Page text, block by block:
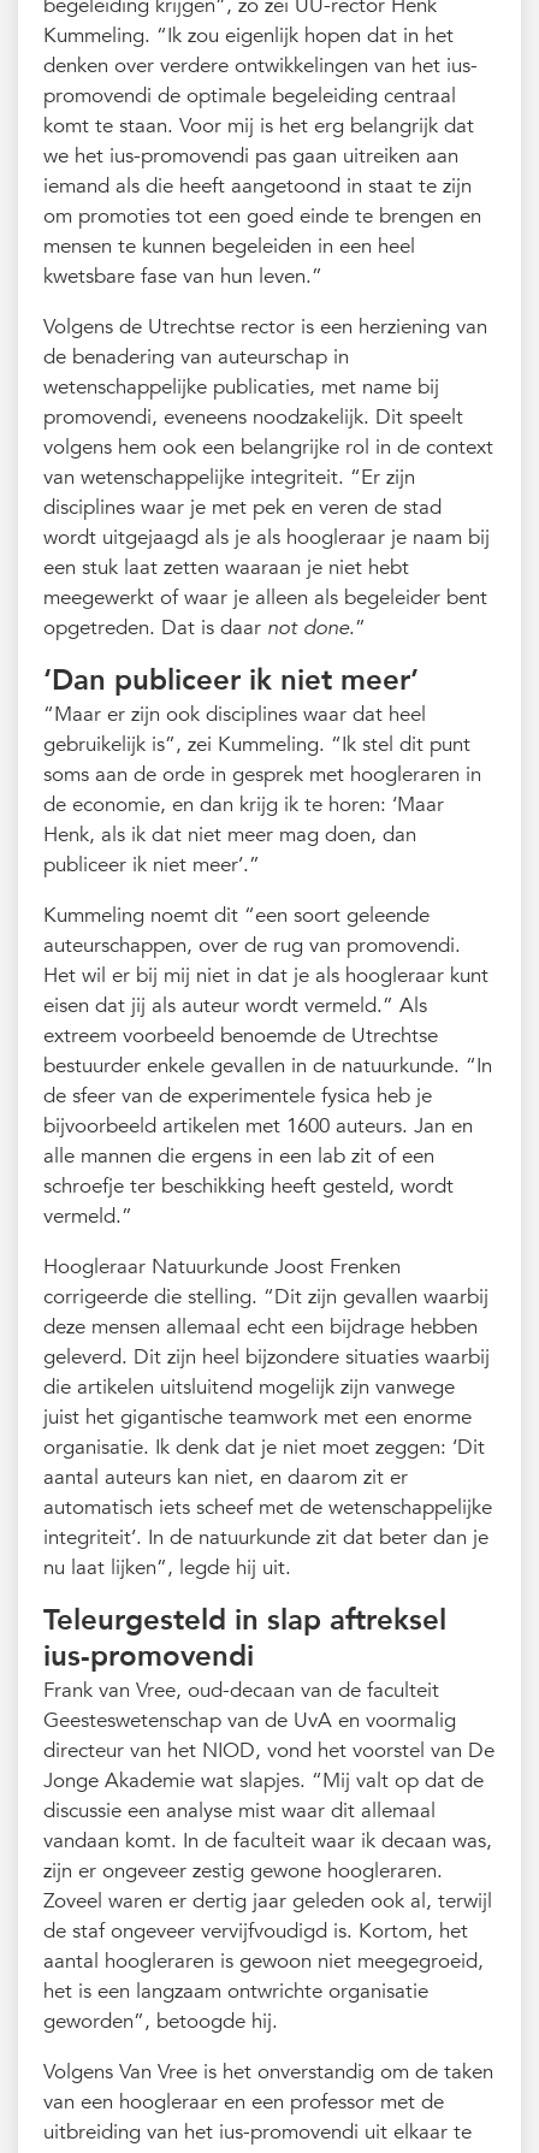
begeleiding krijgen”, zo zei UU-rector Henk
Kummeling. “Ik zou eigenlijk hopen dat in het
denken over verdere ontwikkelingen van het ius-
promovendi de optimale begeleiding centraal
komt te staan. Voor mij is het erg belangrijk dat
we het ius-promovendi pas gaan uitreiken aan
iemand als die heeft aangetoond in staat te zijn
om promoties tot een goed einde te brengen en
mensen te kunnen begeleiden in een heel
kwetsbare fase van hun leven.”
Volgens de Utrechtse rector is een herziening van
de benadering van auteurschap in
wetenschappelijke publicaties, met name bij
promovendi, eveneens noodzakelijk. Dit speelt
volgens hem ook een belangrijke rol in de context
van wetenschappelijke integriteit. “Er zijn
disciplines waar je met pek en veren de stad
wordt uitgejaagd als je als hoogleraar je naam bij
een stuk laat zetten waaraan je niet hebt
meegewerkt of waar je alleen als begeleider bent
opgetreden. Dat is daar not done.”
‘Dan publiceer ik niet meer’
“Maar er zijn ook disciplines waar dat heel
gebruikelijk is”, zei Kummeling. “Ik stel dit punt
soms aan de orde in gesprek met hoogleraren in
de economie, en dan krijg ik te horen: ‘Maar
Henk, als ik dat niet meer mag doen, dan
publiceer ik niet meer’.”
Kummeling noemt dit “een soort geleende
auteurschappen, over de rug van promovendi.
Het wil er bij mij niet in dat je als hoogleraar kunt
eisen dat jij als auteur wordt vermeld.” Als
extreem voorbeeld benoemde de Utrechtse
bestuurder enkele gevallen in de natuurkunde. “In
de sfeer van de experimentele fysica heb je
bijvoorbeeld artikelen met 1600 auteurs. Jan en
alle mannen die ergens in een lab zit of een
schroefje ter beschikking heeft gesteld, wordt
vermeld.”
Hoogleraar Natuurkunde Joost Frenken
corrigeerde die stelling. “Dit zijn gevallen waarbij
deze mensen allemaal echt een bijdrage hebben
geleverd. Dit zijn heel bijzondere situaties waarbij
die artikelen uitsluitend mogelijk zijn vanwege
juist het gigantische teamwork met een enorme
organisatie. Ik denk dat je niet moet zeggen: ‘Dit
aantal auteurs kan niet, en daarom zit er
automatisch iets scheef met de wetenschappelijke
integriteit’. In de natuurkunde zit dat beter dan je
nu laat lijken”, legde hij uit.
Teleurgesteld in slap aftreksel
ius-promovendi
Frank van Vree, oud-decaan van de faculteit
Geesteswetenschap van de UvA en voormalig
directeur van het NIOD, vond het voorstel van De
Jonge Akademie wat slapjes. “Mij valt op dat de
discussie een analyse mist waar dit allemaal
vandaan komt. In de faculteit waar ik decaan was,
zijn er ongeveer zestig gewone hoogleraren.
Zoveel waren er dertig jaar geleden ook al, terwijl
de staf ongeveer vervijfvoudigd is. Kortom, het
aantal hoogleraren is gewoon niet meegegroeid,
het is een langzaam ontwrichte organisatie
geworden”, betoogde hij.
Volgens Van Vree is het onverstandig om de taken
van een hoogleraar en een professor met de
uitbreiding van het ius-promovendi uit elkaar te